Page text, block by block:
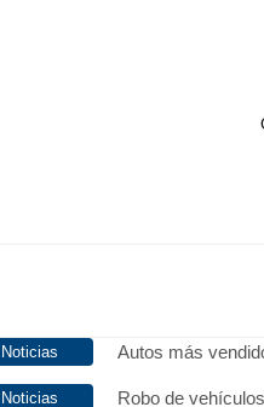
Autos más
Robo de